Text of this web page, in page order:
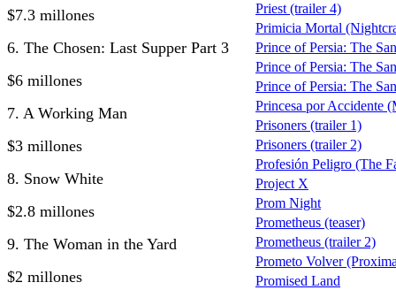
$7.3 millones
6. The Chosen: Last Supper Part 3
$6 millones
7. A Working Man
$3 millones
8. Snow White
$2.8 millones
9. The Woman in the Yard
$2 millones
Priest (trailer 4)
Primicia Mortal
Prince of Persia: The
Prince of Persia: The
Prince of Persia: The
Princesa por Accidente
Prisoners (trailer 1)
Prisoners (trailer 2)
Profesión Peligro (The
Project X
Prom Night
Prometheus (teaser)
Prometheus (trailer 2)
Prometo Volver
Promised Land